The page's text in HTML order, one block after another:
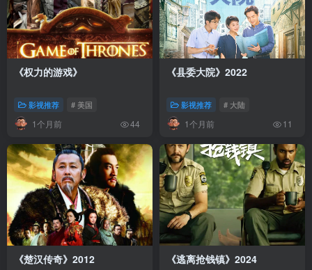
《权力的游戏》
影视推荐 # 美国
1个月前 44
《县委大院》2022
影视推荐 # 大陆
1个月前 11
《楚汉传奇》2012 《逃离抢钱镇》2024